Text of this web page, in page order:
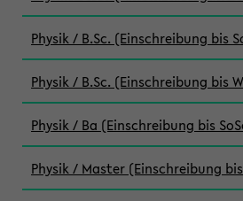
Physik / B.Sc. (Einschreibung bis
Physik / B.Sc. (Einschreibung bis
Physik / Ba (Einschreibung bis
Physik / Master (Einschreibung bis